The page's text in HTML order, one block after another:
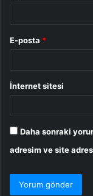
E-posta *
İnternet sitesi
Daha sonraki
adresim ve site